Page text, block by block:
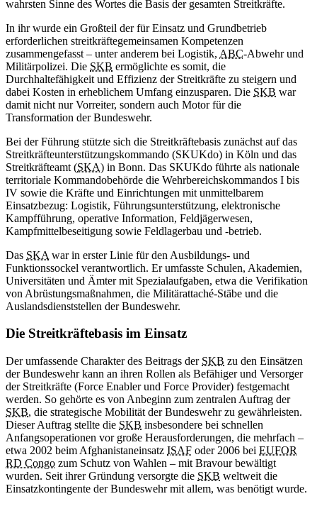
wahrsten Sinne des Wortes die Basis der gesamten Streitkräfte.
In ihr wurde ein Großteil der für Einsatz und Grundbetrieb
erforderlichen streitkräftegemeinsamen Kompetenzen
zusammengefasst – unter anderem bei Logistik, ABC-Abwehr und
Militärpolizei. Die SKB ermöglichte es somit, die
Durchhaltefähigkeit und Effizienz der Streitkräfte zu steigern und
dabei Kosten in erheblichem Umfang einzusparen. Die SKB war
damit nicht nur Vorreiter, sondern auch Motor für die
Transformation der Bundeswehr.
Bei der Führung stützte sich die Streitkräftebasis zunächst auf das
Streitkräfteunterstützungskommando (SKUKdo) in Köln und das
Streitkräfteamt (SKA) in Bonn. Das SKUKdo führte als nationale
territoriale Kommandobehörde die Wehrbereichskommandos I bis
IV sowie die Kräfte und Einrichtungen mit unmittelbarem
Einsatzbezug: Logistik, Führungsunterstützung, elektronische
Kampfführung, operative Information, Feldjägerwesen,
Kampfmittelbeseitigung sowie Feldlagerbau und -betrieb.
Das SKA war in erster Linie für den Ausbildungs- und
Funktionssockel verantwortlich. Er umfasste Schulen, Akademien,
Universitäten und Ämter mit Spezialaufgaben, etwa die Verifikation
von Abrüstungsmaßnahmen, die Militärattaché-Stäbe und die
Auslandsdienststellen der Bundeswehr.
Die Streitkräftebasis im Einsatz
Der umfassende Charakter des Beitrags der SKB zu den Einsätzen
der Bundeswehr kann an ihren Rollen als Befähiger und Versorger
der Streitkräfte (Force Enabler und Force Provider) festgemacht
werden. So gehörte es von Anbeginn zum zentralen Auftrag der
SKB, die strategische Mobilität der Bundeswehr zu gewährleisten.
Dieser Auftrag stellte die SKB insbesondere bei schnellen
Anfangsoperationen vor große Herausforderungen, die mehrfach –
etwa 2002 beim Afghanistaneinsatz ISAF oder 2006 bei EUFOR
RD Congo zum Schutz von Wahlen – mit Bravour bewältigt
wurden. Seit ihrer Gründung versorgte die SKB weltweit die
Einsatzkontingente der Bundeswehr mit allem, was benötigt wurde.